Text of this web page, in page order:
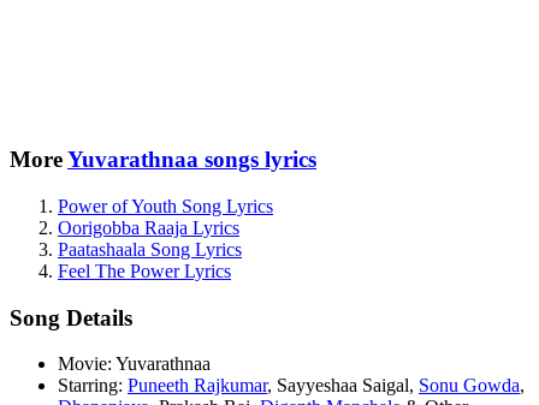
MoreYuvarathnaa songs lyrics
Power of Youth Song Lyrics
Oorigobba Raaja Lyrics
Paatashaala Song Lyrics
Feel The Power Lyrics
Song Details
Movie: Yuvarathnaa
Starring: Puneeth Rajkumar, Sayyeshaa Saigal, Sonu Gowda,